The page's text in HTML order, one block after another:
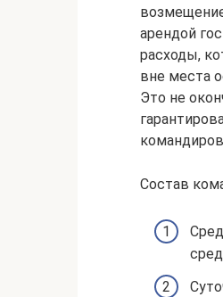
арендой
расходы,
вне места
Это не
Состав